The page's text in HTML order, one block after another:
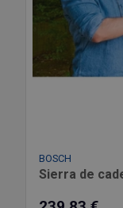
BOSCH
Sierra de